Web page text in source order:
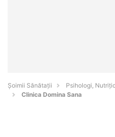
Şoimii Sănătații
Psihologi,
Clinica Domina Sana